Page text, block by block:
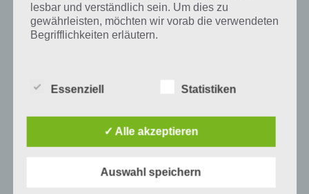
Tweet auf Twitter
lesbar und verständlich sein. Um dies zu
gewährleisten, möchten wir vorab die verwendeten
Begrifflichkeiten erläutern.
a) personenbezogene Daten
Informationen, die sich auf eine identifizierte
Essenziell Statistiken
✓ Alle akzeptieren
Auswahl speichern